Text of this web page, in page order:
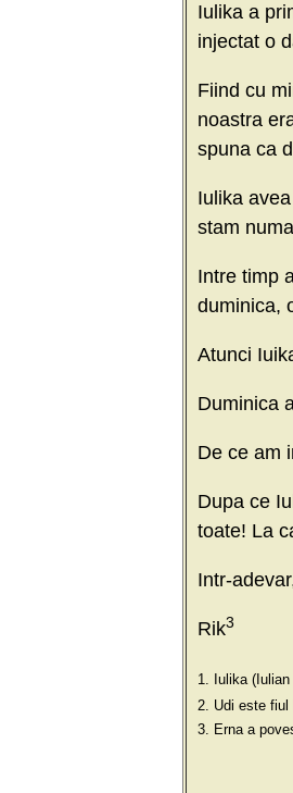
Iulika a
injectat o
Fiind cu
noastra
spuna ca
Iulika
stam
Intre timp
duminica,
Atunci
Duminica
De ce am
Dupa ce
toate! La
Intr-
Rik3
1. Iulika
2. Udi este fiul
3. Erna a